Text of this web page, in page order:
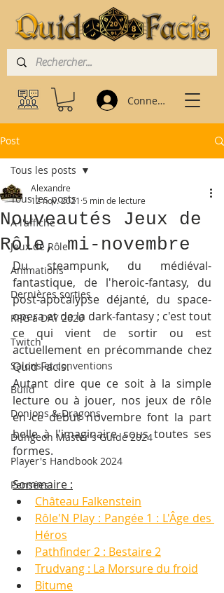
Connexion
Post
Tous les posts
À l'affiche
Jeux de Rôle
Animations
Dernières sorties
RPG a DAY 2020
Twitch
Salons et conventions
Build
Donjons & Dragons
Dungeon Master's Guide 2024
Player's Handbook 2024
Pensées
Tous les posts
Nouveautés Jeux de
Rôle, mi-novembre
Alexandre
12 nov. 2021 5 min de lecture
Du steampunk, du médiéval-
fantastique, de l'heroic-fantasy, du
post-apocalypse déjanté, du space-
opera et de la dark-fantasy ; c'est tout
ce qui vient de sortir ou est
actuellement en précommande chez
Quid Facis.
Autant dire que ce soit à la simple
lecture ou à jouer, nos jeux de rôle
en ce début novembre font la part
belle à l'imaginaire sous toutes ses
formes.
Sommaire :
Château Falkenstein
Rôle'N Play : Pangée 1 : L'Âge des
Héros
Pathfinder 2 : Bestaire 2
Trudvang : La Morsure du froid
Bitume